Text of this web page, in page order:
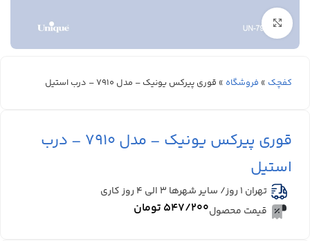
بزرگنمایی تصویر
کفچک » فروشگاه » قوری پیرکس یونیک – مدل 7910 – درب استیل
قوری پیرکس یونیک – مدل 7910 – درب
استیل
تهران 1 روز/ سایر شهرها ۳ الی ۴ روز کاری
قیمت محصول۵۴۷/۲۰۰ تومان